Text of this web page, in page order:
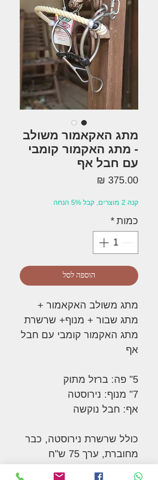
מתג האקאמור משולב
- מתג האקמור קומבי
עם חבל אף
קנה 2 מוצרים, קבל 5% הנחה
כמות*
הוספה לסל
מתג משולב האקאמור +
מתג שבור + מנוף+ שרשרת
מתג האקמור קומבי עם חבל
אף
5" פה: ברזל מתוק
7" מנוף: נירוסטה
אף: חבל נוקשה
כולל שרשרת נירוסטה, כבר
מחוברת, ערך 75 ש"ח